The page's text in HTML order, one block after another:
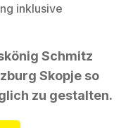
inklusive
Schmitz
Skopje so
zu gestalten.